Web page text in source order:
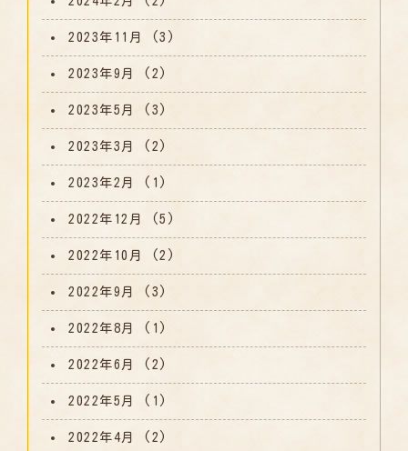
2023年11月 (3)
2023年9月 (2)
2023年5月 (3)
2023年3月 (2)
2023年2月 (1)
2022年12月 (5)
2022年10月 (2)
2022年9月 (3)
2022年8月 (1)
2022年6月 (2)
2022年5月 (1)
2022年4月 (2)